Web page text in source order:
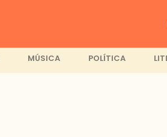
MÚSICA POLÍTICA